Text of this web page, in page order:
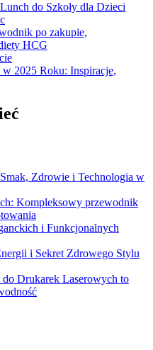
do Szkoły dla Dzieci
po zakupie,
HCG
2025 Roku: Inspiracje,
Zdrowie i Technologia w
Kompleksowy przewodnik
i Funkcjonalnych
i Sekret Zdrowego Stylu
Drukarek Laserowych to